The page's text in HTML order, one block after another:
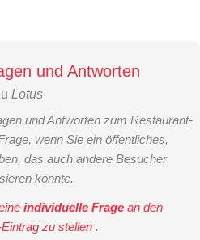
und Antworten
Lotus
und Antworten zum Restaurant-
wenn Sie ein öffentliches,
das auch andere Besucher
könnte.
individuelle Frage an den
zu stellen .